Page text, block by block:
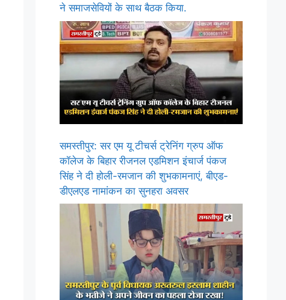
ने समाजसेवियों के साथ बैठक किया.
समस्तीपुर: सर एम यू टीचर्स ट्रेनिंग ग्रुप ऑफ
कॉलेज के बिहार रीजनल एडमिशन इंचार्ज पंकज
सिंह ने दी होली-रमजान की शुभकामनाएं, बीएड-
डीएलएड नामांकन का सुनहरा अवसर